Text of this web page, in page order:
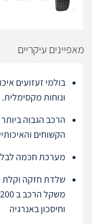
מאפיינים עיקריים
בולמי זעזועים
ונוחות מקסימלית.
הרכב הגבוה
הקשוחים
מערכת חכמה
שלדת חזקה וקלת
וחיסכון באנרגיה